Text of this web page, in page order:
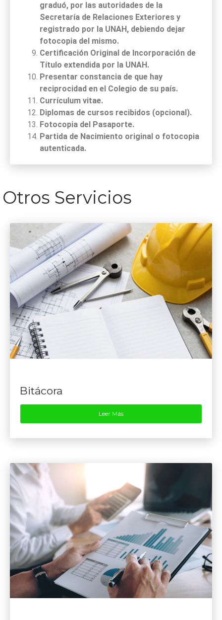
graduó, por las autoridades de la
Secretaría de Relaciones Exteriores y
registrado por la UNAH, debiendo dejar
fotocopia del mismo.
Certificación Original de Incorporación de
Título extendida por la UNAH.
Presentar constancia de que hay
reciprocidad en el Colegio de su país.
Currículum vitae.
Diplomas de cursos recibidos (opcional).
Fotocopia del Pasaporte.
Partida de Nacimiento original o fotocopia
autenticada.
Otros Servicios
Bitácora
Leer Más